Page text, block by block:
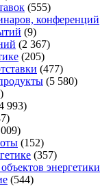
(555)
конференций
(9)
(2 367)
(205)
(477)
(5 580)
993)
(152)
(357)
энергетики
(544)